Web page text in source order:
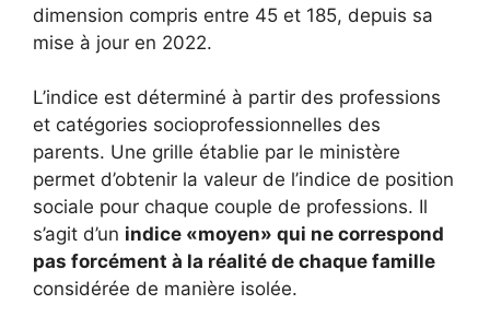
dimension compris entre 45 et 185, depuis sa
mise à jour en 2022.
L’indice est déterminé à partir des professions
et catégories socioprofessionnelles des
parents. Une grille établie par le ministère
permet d’obtenir la valeur de l’indice de position
sociale pour chaque couple de professions. Il
s’agit d’un indice «moyen» qui ne correspond
pas forcément à la réalité de chaque famille
considérée de manière isolée.